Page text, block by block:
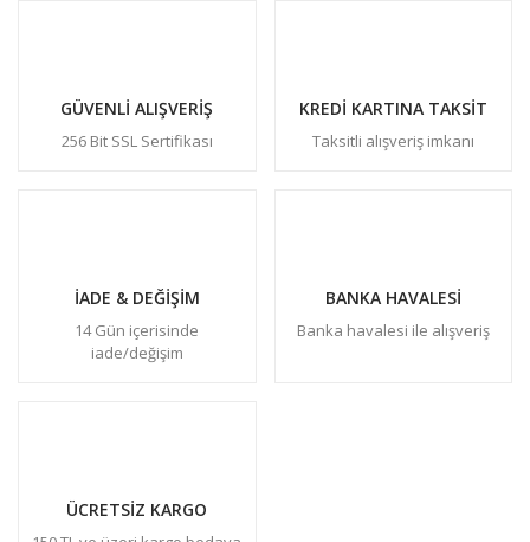
GÜVENLİ ALIŞVERİŞ
256 Bit SSL Sertifikası
KREDİ KARTINA TAKSİT
Taksitli alışveriş imkanı
İADE & DEĞİŞİM
14 Gün içerisinde
iade/değişim
BANKA HAVALESİ
Banka havalesi ile alışveriş
ÜCRETSİZ KARGO